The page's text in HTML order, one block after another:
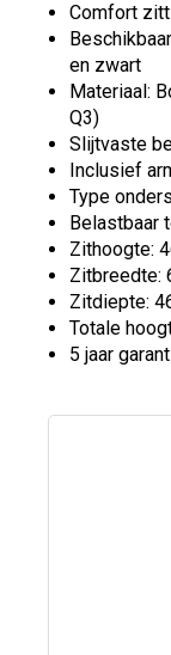
Comfort
en zwart
Materiaal:
Q3)
Slijtvaste
Inclusief
Type
Belastbaar
Zithoogte:
Zitbreedte:
Zitdiepte:
Totale
5 jaar